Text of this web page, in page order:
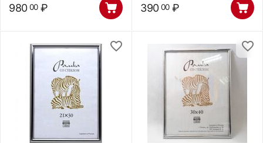
980 00 ₽ 390 00 ₽